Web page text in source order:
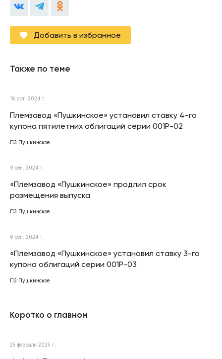
Добавить в избранное
Также по теме
16 окт. 2024 г.
Племзавод «Пушкинское» установил ставку 4-го
купона пятилетних облигаций серии 001Р-02
ПЗ Пушкинское
9 сен. 2024 г.
«Племзавод «Пушкинское» продлил срок
размещения выпуска
ПЗ Пушкинское
6 сен. 2024 г.
«Племзавод «Пушкинское» установил ставку 3-го
купона облигаций серии 001Р-03
ПЗ Пушкинское
Коротко о главном
25 февраля 2025 г.